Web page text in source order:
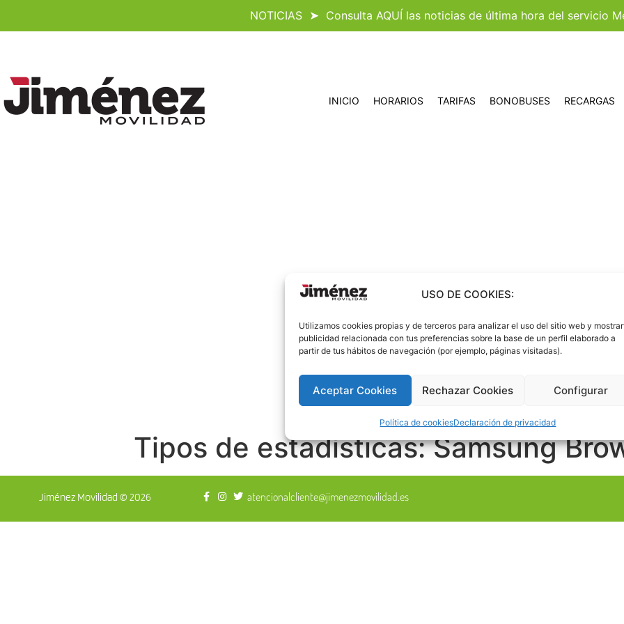
NOTICIAS ➤ Consulta AQUÍ las noticias de última hora del servicio
USO DE COOKIES:
Utilizamos cookies propias y de terceros para analizar el uso del sitio web y
publicidad relacionada con tus preferencias sobre la base de un perfil elaborado a
partir de tus hábitos de navegación (por ejemplo, páginas visitadas).
Aceptar Cookies Rechazar Cookies Configurar
Política de cookiesDeclaración de privacidad
INICIO HORARIOS TARIFAS BONOBUSES RECARGAS
Tipos de estadísticas:Samsung
Jiménez Movilidad © 2026 atencionalcliente@jimenezmovilidad.es